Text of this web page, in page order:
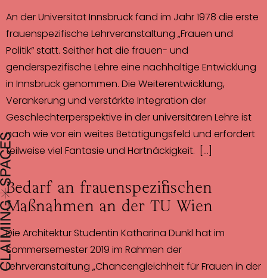
An der Universität Innsbruck fand im Jahr 1978 die erste
frauenspezifische Lehrveranstaltung „Frauen und
Politik“ statt. Seither hat die frauen- und
genderspezifische Lehre eine nachhaltige Entwicklung
in Innsbruck genommen. Die Weiterentwicklung,
Verankerung und verstärkte Integration der
Geschlechterperspektive in der universitären Lehre ist
nach wie vor ein weites Betätigungsfeld und erfordert
teilweise viel Fantasie und Hartnäckigkeit. […]
Bedarf an frauenspezifischen
Maßnahmen an der TU Wien
Die Architektur Studentin Katharina Dunkl hat im
Sommersemester 2019 im Rahmen der
Lehrveranstaltung „Chancengleichheit für Frauen in der